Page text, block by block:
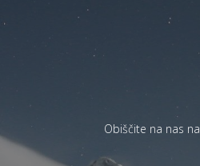
Obiščite na nas na